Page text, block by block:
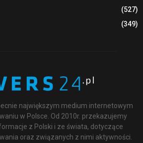
(527)
(349)
największym medium internetowym
w Polsce. Od 2010r. przekazujemy
z Polski i ze świata, dotyczące
oraz związanych z nimi aktywności.